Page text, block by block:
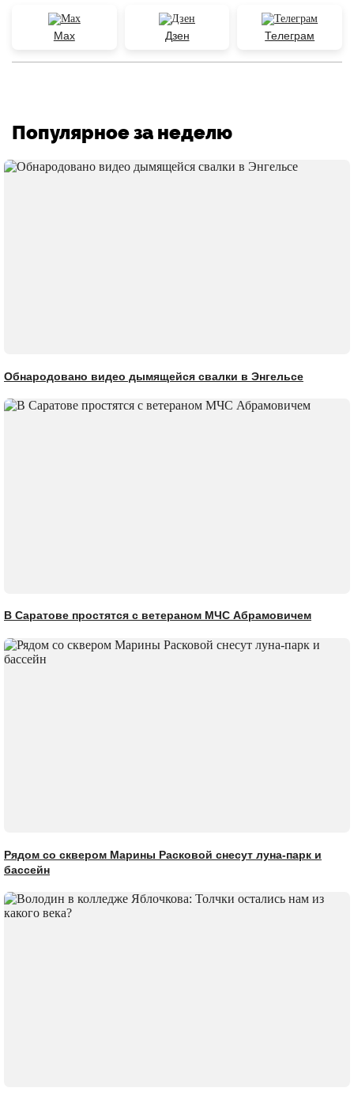
Max Дзен Телеграм
Популярное за неделю
Обнародовано видео дымящейся свалки в Энгельсе
В Саратове простятся с ветераном МЧС Абрамовичем
Рядом со сквером Марины Расковой снесут луна-парк и
бассейн